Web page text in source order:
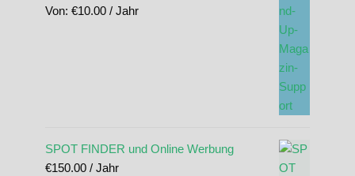
Von: €10.00 / Jahr
SPOT FINDER und Online Werbung
€150.00 / Jahr